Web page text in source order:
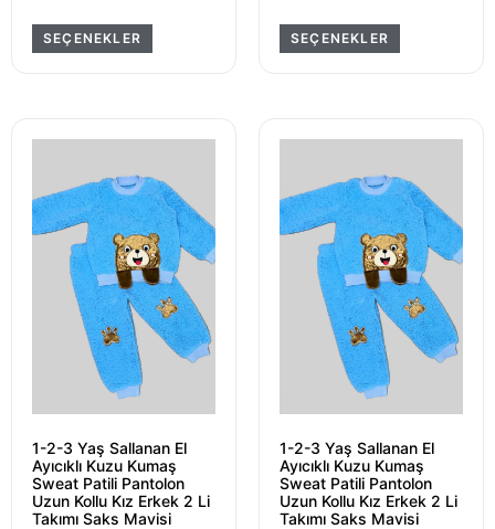
SEÇENEKLER SEÇENEKLER
1-2-3 Yaş Sallanan El
Ayıcıklı Kuzu Kumaş
Sweat Patili Pantolon
Uzun Kollu Kız Erkek 2 Li
Takımı Saks Mavisi
1-2-3 Yaş Sallanan El
Ayıcıklı Kuzu Kumaş
Sweat Patili Pantolon
Uzun Kollu Kız Erkek 2 Li
Takımı Saks Mavisi